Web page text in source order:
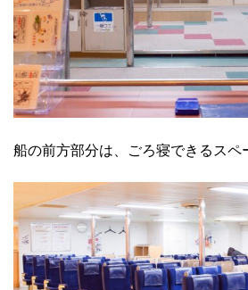
船の前方部分は、ごろ寝できるスペ